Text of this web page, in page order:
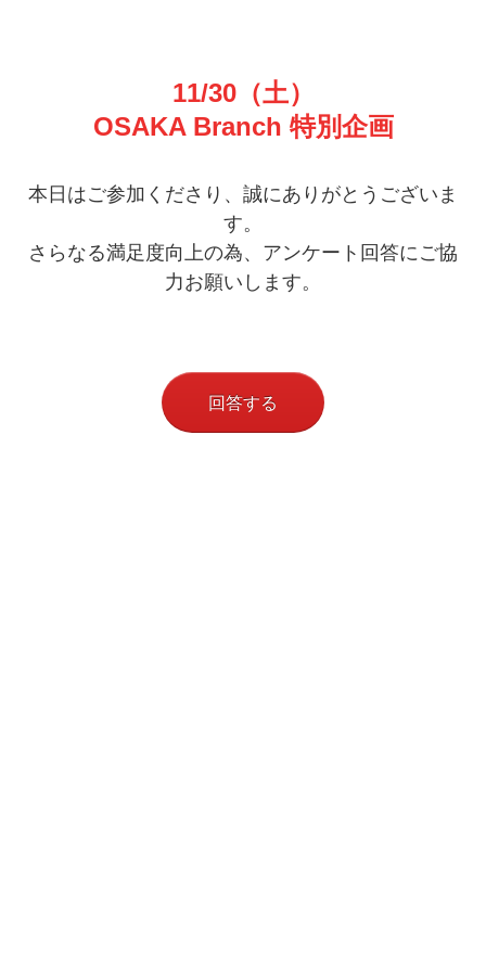
11/30（土）
OSAKA Branch 特別企画
本日はご参加くださり、誠にありがとうございま
す。
さらなる満足度向上の為、アンケート回答にご協
力お願いします。
回答する